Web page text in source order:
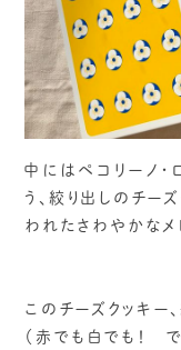
中にはペコリーノ
う、絞り出しのチー
われたさわやかなメ
このチーズクッキー
（赤でも白でも！